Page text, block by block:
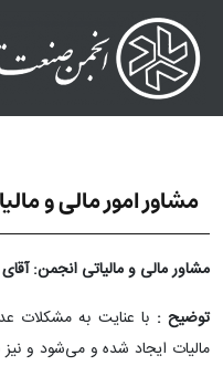
content
مشاور امور مالی و
مشاور مالی و مالیاتی انجمن:
توضیح : با عنایت به مشکلات
مالیات ایجاد شده و می‌شود و نیز